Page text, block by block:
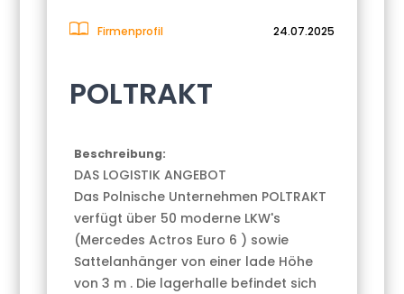
Firmenprofil 24.07.2025
POLTRAKT
Beschreibung:
DAS LOGISTIK ANGEBOT
Das Polnische Unternehmen POLTRAKT
verfügt über 50 moderne LKW's
(Mercedes Actros Euro 6 ) sowie
Sattelanhänger von einer lade Höhe
von 3 m . Die lagerhalle befindet sich